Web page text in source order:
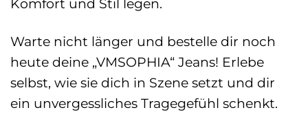
Komfort und Stil legen.
Warte nicht länger und bestelle dir noch
heute deine „VMSOPHIA“ Jeans! Erlebe
selbst, wie sie dich in Szene setzt und dir
ein unvergessliches Tragegefühl schenkt.